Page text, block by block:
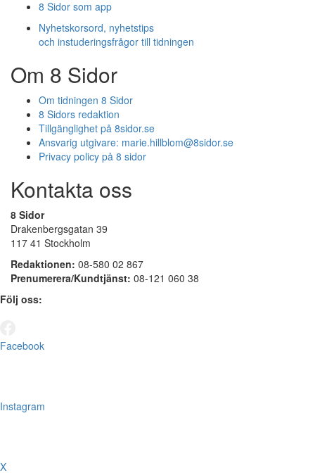
8 Sidor som app
Nyhetskorsord, nyhetstips
och instuderingsfrågor till tidningen
Om 8 Sidor
Om tidningen 8 Sidor
8 Sidors redaktion
Tillgänglighet på 8sidor.se
Ansvarig utgivare: marie.hillblom@8sidor.se
Privacy policy på 8 sidor
Kontakta oss
8 Sidor
Drakenbergsgatan 39
117 41 Stockholm
Redaktionen: 08-580 02 867
Prenumerera/Kundtjänst: 08-121 060 38
Följ oss:
Facebook
Instagram
X